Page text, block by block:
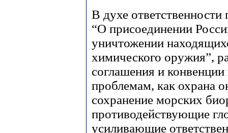
В духе
“О присоединении
уничтожении
химического оружия”,
соглашения и
проблемам, как охрана
сохранение морских
противодействующие
усиливающие